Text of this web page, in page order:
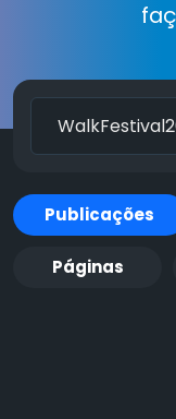
Publicações
Páginas